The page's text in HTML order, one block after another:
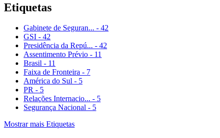
Etiquetas
Gabinete de Seguran... - 42
GSI - 42
Presidência da Repú... - 42
Assentimento Prévio - 11
Brasil - 11
Faixa de Fronteira - 7
América do Sul - 5
PR - 5
Relações Internacio... - 5
Segurança Nacional - 5
Mostrar mais Etiquetas